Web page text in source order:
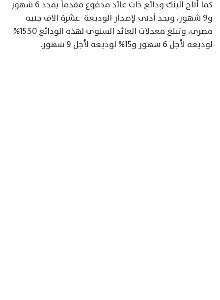
كما أتاح البنك ودائع ذات عائد مدفوع مقدماً بمدد 6 شهور
و9 شهور، وبحد أدنى لإصدار الوديعة عشرة الاف جنيه
مصري، وتبلغ معدلات العائد السنوي لهذه الودائع 15.50%
لوديعة لأجل 6 شهور و15% لوديعة لأجل 9 شهور.